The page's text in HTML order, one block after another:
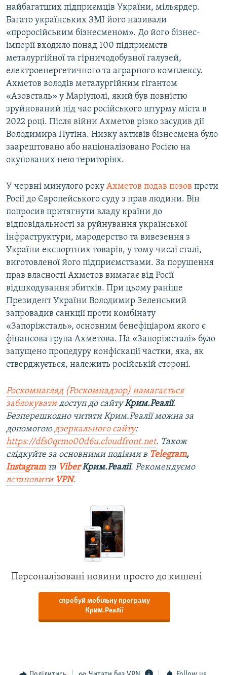
найбагатших підприємців України, мільярдер.
Багато українських ЗМІ його називали
«проросійським бізнесменом». До його бізнес-
імперії входило понад 100 підприємств
металургійної та гірничодобувної галузей,
електроенергетичного та аграрного комплексу.
Ахметов володів металургійним гігантом
«Азовсталь» у Маріуполі, який був повністю
зруйнований під час російського штурму міста в
2022 році. Після війни Ахметов різко засудив дії
Володимира Путіна. Низку активів бізнесмена було
заарештовано або націоналізовано Росією на
окупованих нею територіях.
У червні минулого року Ахметов подав позов проти
Росії до Європейського суду з прав людини. Він
попросив притягнути владу країни до
відповідальності за руйнування української
інфраструктури, мародерство та вивезення з
України експортних товарів, у тому числі сталі,
виготовленої його підприємствами. За порушення
прав власності Ахметов вимагає від Росії
відшкодування збитків. При цьому раніше
Президент України Володимир Зеленський
запровадив санкції проти комбінату
«Запоріжсталь», основним бенефіціаром якого є
фінансова група Ахметова. На «Запоріжсталі» було
запущено процедуру конфіскації частки, яка, як
стверджується, належить російській стороні.
Роскомнагляд (Роскомнадзор) намагається
заблокуватидоступ до сайтуКрим.Реалії.
Безперешкодно читати Крим.Реалії можна за
допомогою дзеркального сайту:
https://dfs0qrmo00d6u.cloudfront.net. Також
слідкуйте за основними подіями в Telegram,
Instagramта ViberКрим.Реалії. Рекомендуємо
встановити VPN.
Персоналізовані новини просто до кишені
спробуй мобільну програму
Крим.Реалії